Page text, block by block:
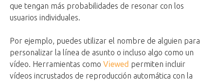
que tengan más probabilidades de resonar con los
usuarios individuales.
Por ejemplo, puedes utilizar el nombre de alguien para
personalizar la línea de asunto o incluso algo como un
vídeo. Herramientas como Viewed permiten incluir
vídeos incrustados de reproducción automática con la